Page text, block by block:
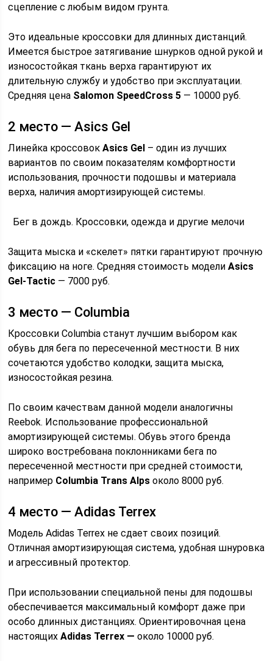
сцепление с любым видом грунта.
Это идеальные кроссовки для длинных дистанций.
Имеется быстрое затягивание шнурков одной рукой и
износостойкая ткань верха гарантируют их
длительную службу и удобство при эксплуатации.
Средняя цена Salomon SpeedCross 5 — 10000 руб.
2 место — Asics Gel
Линейка кроссовокAsics Gel – один из лучших
вариантов по своим показателям комфортности
использования, прочности подошвы и материала
верха, наличия амортизирующей системы.
Бег в дождь. Кроссовки, одежда и другие мелочи
Защита мыска и «скелет» пятки гарантируют прочную
фиксацию на ноге. Средняя стоимость моделиAsics
Gel-Tactic — 7000 руб.
3 место — Columbia
Кроссовки Columbia станут лучшим выбором как
обувь для бега по пересеченной местности. В них
сочетаются удобство колодки, защита мыска,
износостойкая резина.
По своим качествам данной модели аналогичны
Reebok. Использование профессиональной
амортизирующей системы. Обувь этого бренда
широко востребована поклонниками бега по
пересеченной местности при средней стоимости,
например Columbia Trans Alps около 8000 руб.
4 место — Adidas Terrex
Модель Adidas Terrex не сдает своих позиций.
Отличная амортизирующая система, удобная шнуровка
и агрессивный протектор.
При использовании специальной пены для подошвы
обеспечивается максимальный комфорт даже при
особо длинных дистанциях. Ориентировочная цена
настоящихAdidas Terrex —около 10000 руб.